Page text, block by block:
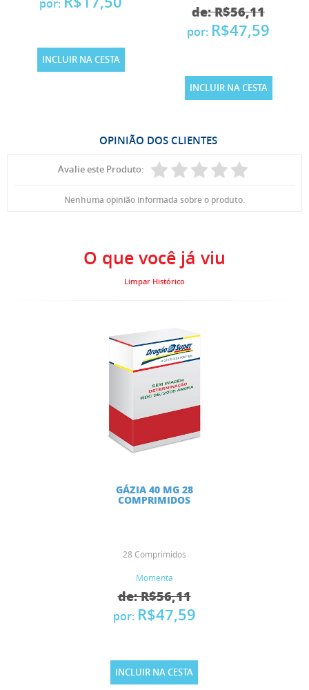
por:
INCLUIR NA CESTA
de: R$56,11
por: R$47,59
INCLUIR NA CESTA
OPINIÃO DOS CLIENTES
Avalie este Produto:
Nenhuma opinião informada sobre o produto.
O que você já viu
Limpar Histórico
GÁZIA 40 MG 28
COMPRIMIDOS
28 Comprimidos
Momenta
de: R$56,11
por: R$47,59
INCLUIR NA CESTA